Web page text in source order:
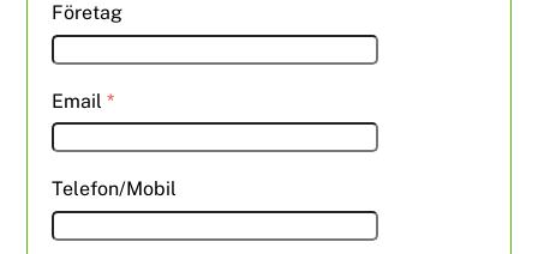
Företag
Email*
Telefon/Mobil